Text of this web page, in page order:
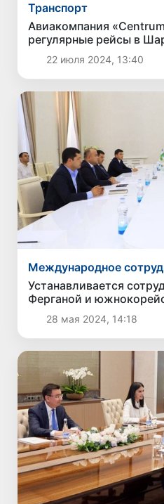
Транспорт
Авиакомпания
регулярные рейсы в
22 июля 2024, 13:40
Международное
Устанавливается
Ферганой и
административным
28 мая 2024, 14:18